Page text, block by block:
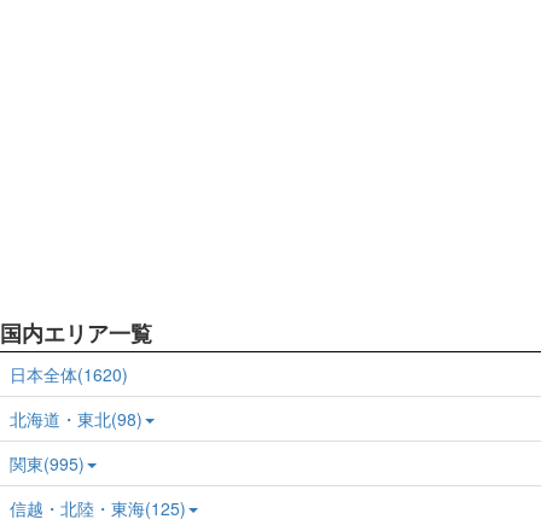
国内エリア一覧
日本全体(1620)
北海道・東北(98)
関東(995)
信越・北陸・東海(125)